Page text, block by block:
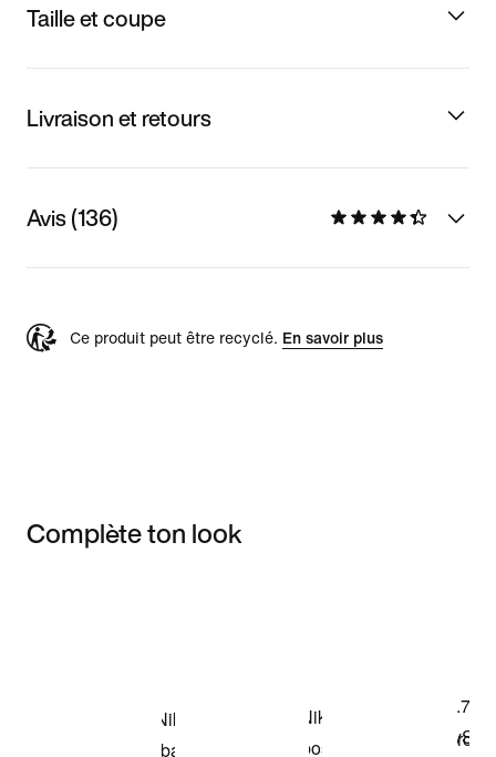
Taille et coupe
Livraison et retours
Avis (136)
Ce produit peut être recyclé. En savoir plus
Complète ton look